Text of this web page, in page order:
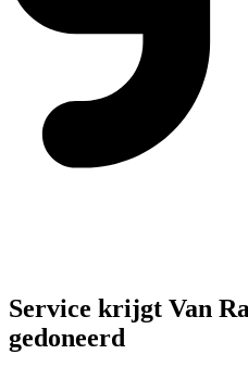
Service krijgt Van
gedoneerd